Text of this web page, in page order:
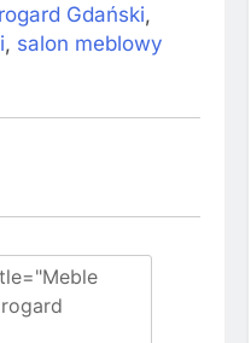
Gdański,
, salon meblowy